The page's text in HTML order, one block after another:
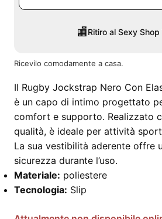
🏬Ritiro al Sexy Shop
Ricevilo comodamente a casa.
Il Rugby Jockstrap Nero Con
è un capo di intimo progettato
comfort e supporto. Realizzato
qualità, è ideale per attività
La sua vestibilità aderente offre
sicurezza durante l’uso.
Materiale: poliestere
Tecnologia: Slip